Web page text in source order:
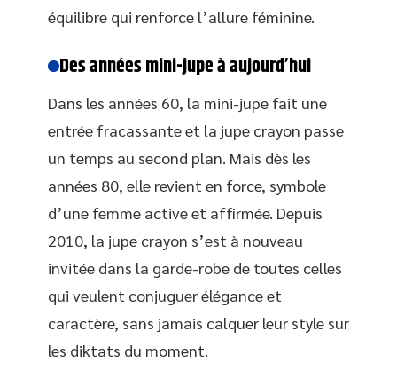
équilibre qui renforce l’allure féminine.
Des années mini-jupe à aujourd’hui
Dans les années 60, la mini-jupe fait une
entrée fracassante et la jupe crayon passe
un temps au second plan. Mais dès les
années 80, elle revient en force, symbole
d’une femme active et affirmée. Depuis
2010, la jupe crayon s’est à nouveau
invitée dans la garde-robe de toutes celles
qui veulent conjuguer élégance et
caractère, sans jamais calquer leur style sur
les diktats du moment.